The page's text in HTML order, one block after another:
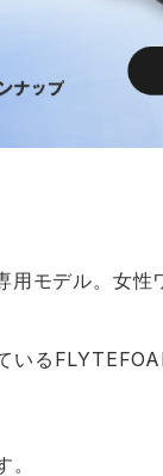
モデル。女性
いる